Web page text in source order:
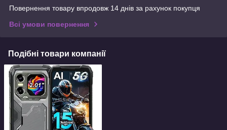
Повернення товару впродовж 14 днів за рахунок покупця
Всі умови повернення
Подібні товари компанії